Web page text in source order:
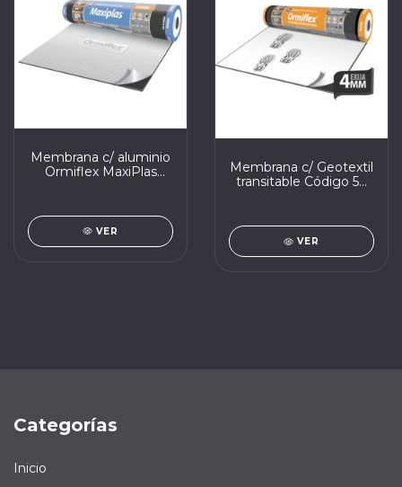
Membrana c/ aluminio
Ormiflex MaxiPlas
VER
Membrana c/ Geotextil
transitable Código 50
VER
Categorías
Inicio